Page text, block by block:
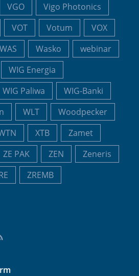
VGO
Vigo Photonics
VOT Votum
VOX
WAS Wasko
webinar
WIG Energia
WIG Paliwa
WIG-Banki
WLT
Woodpecker
XTB
Zamet
ZE PAK ZEN
Zeneris
ZREMB